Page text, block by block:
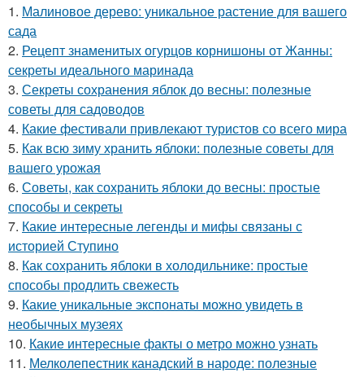
1. Малиновое дерево: уникальное растение для вашего
сада
2. Рецепт знаменитых огурцов корнишоны от Жанны:
секреты идеального маринада
3. Секреты сохранения яблок до весны: полезные
советы для садоводов
4. Какие фестивали привлекают туристов со всего мира
5. Как всю зиму хранить яблоки: полезные советы для
вашего урожая
6. Советы, как сохранить яблоки до весны: простые
способы и секреты
7. Какие интересные легенды и мифы связаны с
историей Ступино
8. Как сохранить яблоки в холодильнике: простые
способы продлить свежесть
9. Какие уникальные экспонаты можно увидеть в
необычных музеях
10. Какие интересные факты о метро можно узнать
11. Мелколепестник канадский в народе: полезные